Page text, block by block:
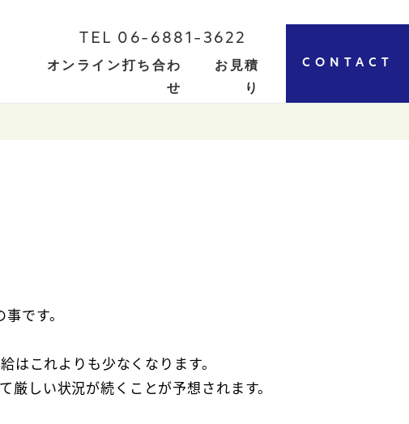
TEL 06-6881-3622
オンライン打ち合わ
せ
お見積
り
CONTACT
です。
これよりも少なくなります。
しい状況が続くことが予想されます。